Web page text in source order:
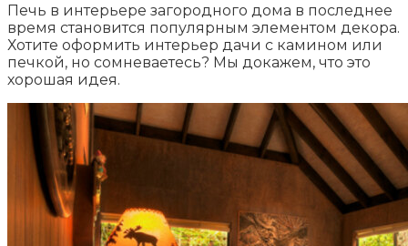
Печь в интерьере загородного дома в последнее
время становится популярным элементом декора.
Хотите оформить интерьер дачи с камином или
печкой, но сомневаетесь? Мы докажем, что это
хорошая идея.